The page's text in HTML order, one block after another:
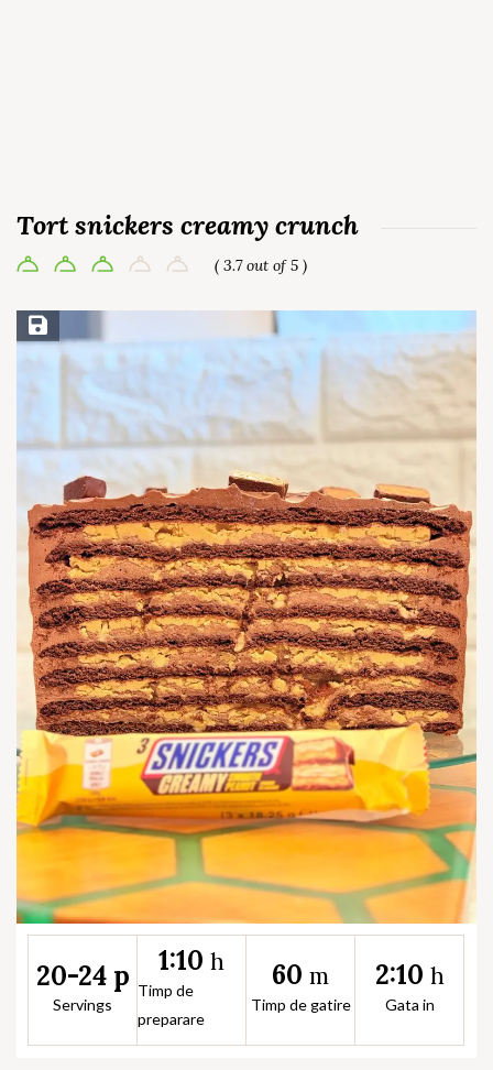
Tort snickers creamy crunch
( 3.7 out of 5 )
Save Recipe
20-24 p
Servings
1:10 h
Timp de
preparare
60 m
Timp de gatire
2:10 h
Gata in